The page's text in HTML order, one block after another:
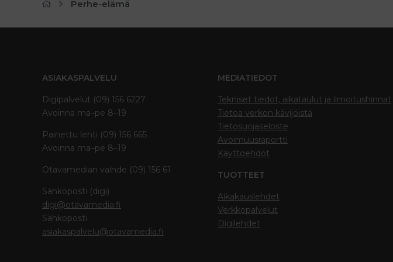
Perhe-elämä
ASIAKASPALVELU
Digipalvelut (09) 156 6227
Avoinna ma–pe 8–19
Painettu lehti (09) 156 665
Avoinna ma–pe 8–19
Otavamedian vaihde (09) 156 61
Sähköposti (digi)
digi@otavamedia.fi
Sähköposti
asiakaspalvelu@otavamedia.fi
MEDIATIEDOT
Tekniset tiedot, aikataulut ja ilmoitushinnat
Tietoa verkon kävijöistä
Tietosuojaseloste
Avoimuusraportti
Käyttöehdot
TUOTTEET
Aikakauslehdet
Verkkopalvelut
Digilehdet